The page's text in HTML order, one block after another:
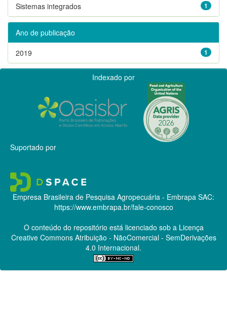
1
Sistemas integrados
Ano de publicação
1
2019
Indexado por
Suportado por
Empresa Brasileira de Pesquisa Agropecuária - Embrapa SAC:
https://www.embrapa.br/fale-conosco
O conteúdo do repositório está licenciado sob a Licença
Creative CommonsAtribuição - NãoComercial - SemDerivações
4.0 Internacional.